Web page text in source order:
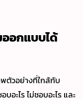
อกแบบได้
ตัวอย่างที่ใกล้กับ
อะไร ไม่ชอบอะไร และ